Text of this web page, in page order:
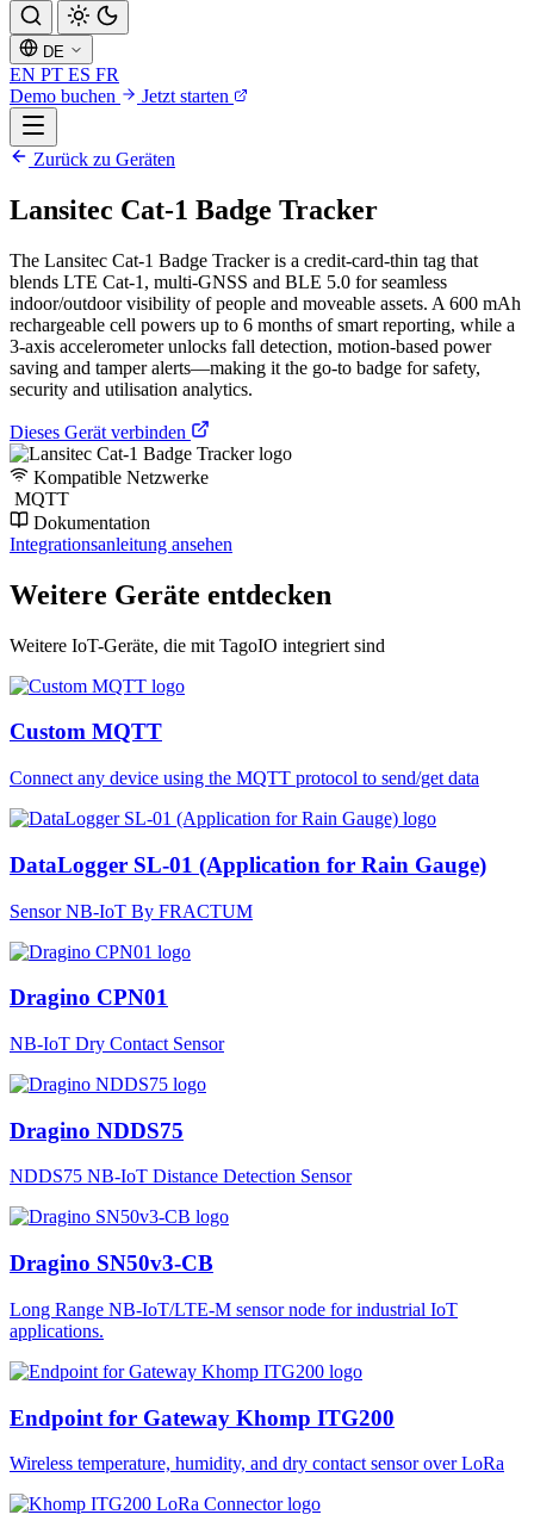
DE
EN PT ES FR
Demo buchen
Jetzt starten
Zurück zu Geräten
Lansitec Cat-1 Badge Tracker
The Lansitec Cat-1 Badge Tracker is a credit-card-thin tag that
blends LTE Cat-1, multi-GNSS and BLE 5.0 for seamless
indoor/outdoor visibility of people and moveable assets. A 600 mAh
rechargeable cell powers up to 6 months of smart reporting, while a
3-axis accelerometer unlocks fall detection, motion-based power
saving and tamper alerts—making it the go-to badge for safety,
security and utilisation analytics.
Dieses Gerät verbinden
Kompatible Netzwerke
MQTT
Dokumentation
Integrationsanleitung ansehen
Weitere Geräte entdecken
Weitere IoT-Geräte, die mit TagoIO integriert sind
Custom MQTT
Connect any device using the MQTT protocol to send/get data
DataLogger SL-01 (Application for Rain Gauge)
Sensor NB-IoT By FRACTUM
Dragino CPN01
NB-IoT Dry Contact Sensor
Dragino NDDS75
NDDS75 NB-IoT Distance Detection Sensor
Dragino SN50v3-CB
Long Range NB-IoT/LTE-M sensor node for industrial IoT
applications.
Endpoint for Gateway Khomp ITG200
Wireless temperature, humidity, and dry contact sensor over LoRa